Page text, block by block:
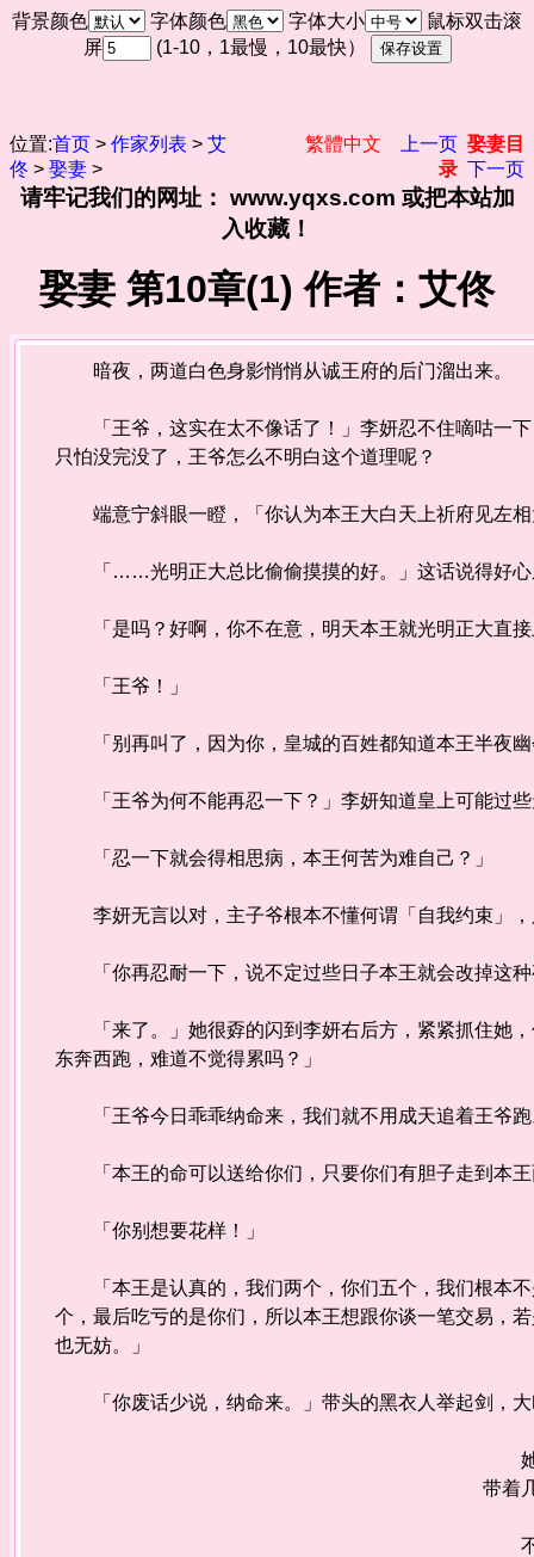
背景颜色 字体颜色 字体大小
鼠标双击滚
屏
(1-10，1最慢，10最快）
位置:首页 > 作家列表 > 艾
佟 > 娶妻 >
繁體中文 上一页 娶妻目
录 下一页
请牢记我们的网址： www.yqxs.com 或把本站加
入收藏！
娶妻 第10章(1) 作者：艾佟
暗夜，两道白色身影悄悄从诚王府的后门溜出来。
「王爷，这实在太不像话了！」李妍忍不住嘀咕一下
只怕没完没了，王爷怎么不明白这个道理呢？
端意宁斜眼一瞪，「你认为本王大白天上祈府见左相
「……光明正大总比偷偷摸摸的好。」这话说得好心
「是吗？好啊，你不在意，明天本王就光明正大直接
「王爷！」
「别再叫了，因为你，皇城的百姓都知道本王半夜幽
「王爷为何不能再忍一下？」李妍知道皇上可能过些
「忍一下就会得相思病，本王何苦为难自己？」
李妍无言以对，主子爷根本不懂何谓「自我约束」，
「你再忍耐一下，说不定过些日子本王就会改掉这
「来了。」她很孬的闪到李妍右后方，紧紧抓住她，
东奔西跑，难道不觉得累吗？」
「王爷今日乖乖纳命来，我们就不用成天追着王爷跑
「本王的命可以送给你们，只要你们有胆子走到本王
「你别想要花样！」
「本王是认真的，我们两个，你们五个，我们根本不
个，最后吃亏的是你们，所以本王想跟你谈一笔交易，
也无妨。」
「你废话少说，纳命来。」带头的黑衣人举起剑，大
她
带着
不